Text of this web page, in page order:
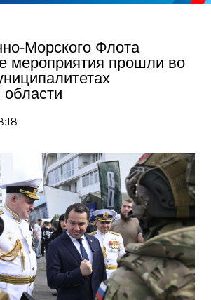
Морского Флота
мероприятия прошли во